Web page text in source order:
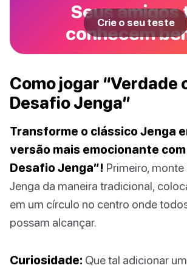
Seus amigos
conhecem
Crie o seu teste
Como jogar “Verdade
Desafio Jenga”
Transforme o clássico Jenga
versão mais emocionante
Desafio Jenga”! Primeiro,
Jenga da maneira tradicional,
em um círculo no centro onde
possam alcançar.
Curiosidade: Que tal adicionar